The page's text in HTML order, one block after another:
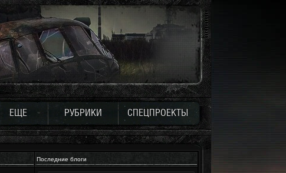
ЕЩЕ РУБРИКИ СПЕЦПРОЕКТЫ
Последние блоги